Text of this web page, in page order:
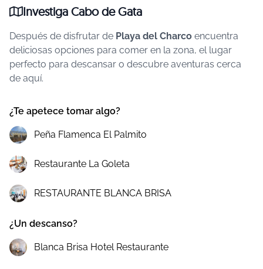
Investiga Cabo de Gata
Después de disfrutar de Playa del Charco encuentra
deliciosas opciones para comer en la zona, el lugar
perfecto para descansar o descubre aventuras cerca
de aquí.
¿Te apetece tomar algo?
Peña Flamenca El Palmito
Restaurante La Goleta
RESTAURANTE BLANCA BRISA
¿Un descanso?
Blanca Brisa Hotel Restaurante